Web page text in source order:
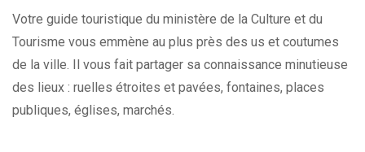
Votre guide touristique du ministère de la Culture et du
Tourisme vous emmène au plus près des us et coutumes
de la ville. Il vous fait partager sa connaissance minutieuse
des lieux : ruelles étroites et pavées, fontaines, places
publiques, églises, marchés.